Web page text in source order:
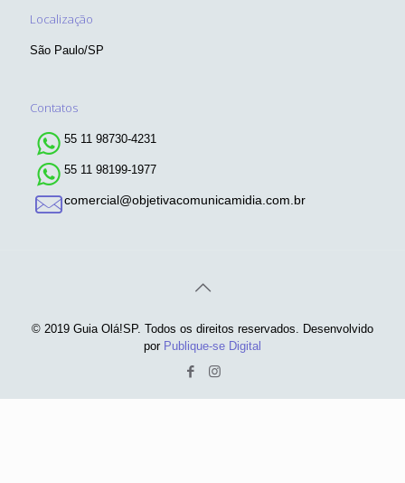
Localização
São Paulo/SP
Contatos
55 11 98730-4231
55 11 98199-1977
comercial@objetivacomunicamidia.com.br
© 2019 Guia Olá!SP. Todos os direitos reservados. Desenvolvido
por Publique-se Digital